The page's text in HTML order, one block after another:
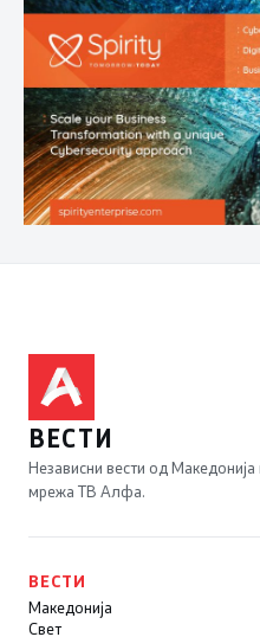
ВЕСТИ
Независни вести од
мрежа ТВ Алфа.
ВЕСТИ
Македонија
Свет